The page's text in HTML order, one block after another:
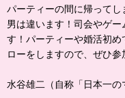
パーティーの間に帰って
男は違います！司会やゲ
す！パーティーや婚活初
ローをしますので、ぜひ参
水谷雄二（自称「日本一の